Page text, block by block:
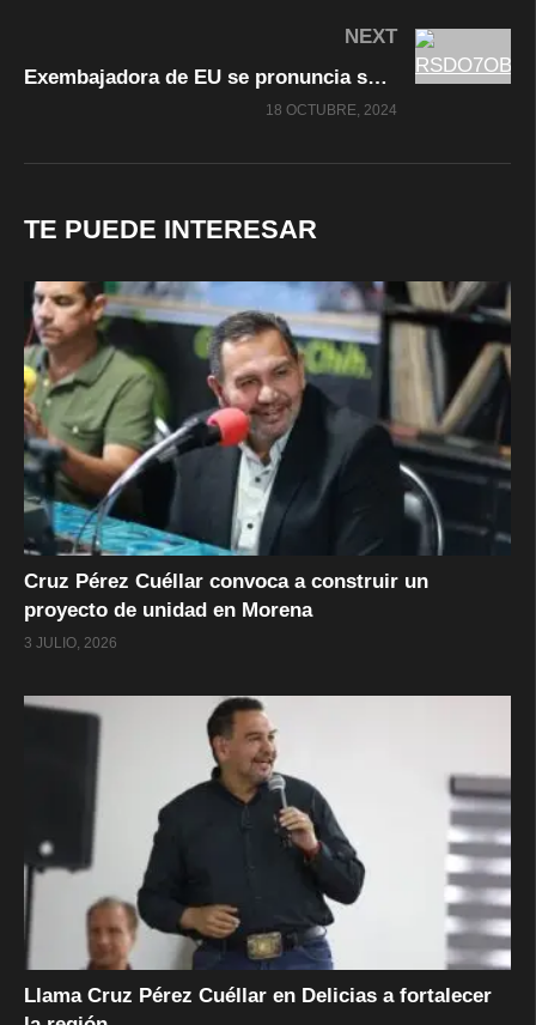
NEXT
Exembajadora de EU se pronuncia sobre García Luna: ‘Calderón conocía sus nexos con el narco’
18 OCTUBRE, 2024
TE PUEDE INTERESAR
Cruz Pérez Cuéllar convoca a construir un
proyecto de unidad en Morena
3 JULIO, 2026
Llama Cruz Pérez Cuéllar en Delicias a fortalecer